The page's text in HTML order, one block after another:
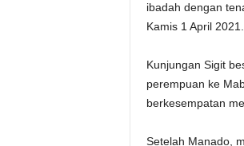
ibadah dengan
Kamis 1 April 2021.
Kunjungan Sigit
perempuan ke
berkesempatan
Setelah Manado,